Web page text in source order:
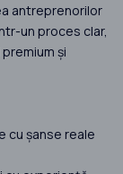
antreprenorilor
un proces clar,
și
cu șanse reale